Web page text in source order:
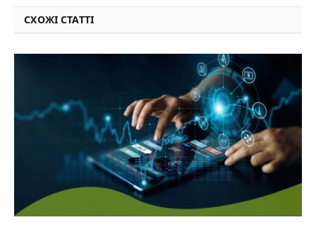
СХОЖІ СТАТТІ